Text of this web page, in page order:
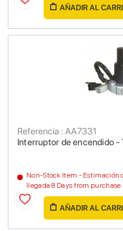
AÑADIR AL
Interruptor de encendido
Referencia : AA7331
Non-Stock Item - Estimación
llegada 8 Days from purchase
AÑADIR AL